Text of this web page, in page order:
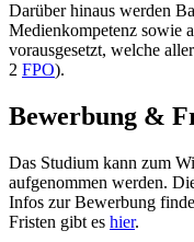
Darüber hinaus werden
Medienkompetenz sowie
vorausgesetzt, welche
2 FPO).
Bewerbung &
Das Studium kann zum
aufgenommen werden.
Infos zur Bewerbung
Fristen gibt es hier.